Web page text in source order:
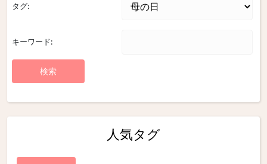
タグ:
キーワード:
人気タグ